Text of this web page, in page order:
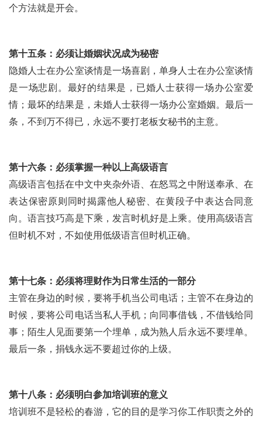
个方法就是开会。
第十五条：必须让婚姻状况成为秘密
隐婚人士在办公室谈情是一场喜剧，单身人士在办公室谈情
是一场悲剧。最好的结果是，已婚人士获得一场办公室爱
情；最坏的结果是，未婚人士获得一场办公室婚姻。最后一
条，不到万不得已，永远不要打老板女秘书的主意。
第十六条：必须掌握一种以上高级语言
高级语言包括在中文中夹杂外语、在怒骂之中附送奉承、在
表达保密原则同时揭露他人秘密、在黄段子中表达合同意
向。语言技巧高是下乘，发言时机好是上乘。使用高级语言
但时机不对，不如使用低级语言但时机正确。
第十七条：必须将理财作为日常生活的一部分
主管在身边的时候，要将手机当公司电话；主管不在身边的
时候，要将公司电话当私人手机；向同事借钱，不借钱给同
事；陌生人见面要第一个埋单，成为熟人后永远不要埋单。
最后一条，捐钱永远不要超过你的上级。
第十八条：必须明白参加培训班的意义
培训班不是轻松的春游，它的目的是学习你工作职责之外的